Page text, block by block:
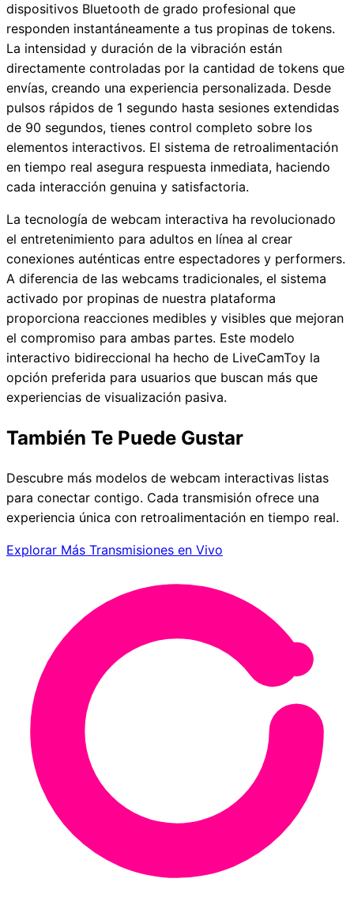
dispositivos Bluetooth de grado profesional que
responden instantáneamente a tus propinas de tokens.
La intensidad y duración de la vibración están
directamente controladas por la cantidad de tokens que
envías, creando una experiencia personalizada. Desde
pulsos rápidos de 1 segundo hasta sesiones extendidas
de 90 segundos, tienes control completo sobre los
elementos interactivos. El sistema de retroalimentación
en tiempo real asegura respuesta inmediata, haciendo
cada interacción genuina y satisfactoria.
La tecnología de webcam interactiva ha revolucionado
el entretenimiento para adultos en línea al crear
conexiones auténticas entre espectadores y performers.
A diferencia de las webcams tradicionales, el sistema
activado por propinas de nuestra plataforma
proporciona reacciones medibles y visibles que mejoran
el compromiso para ambas partes. Este modelo
interactivo bidireccional ha hecho de LiveCamToy la
opción preferida para usuarios que buscan más que
experiencias de visualización pasiva.
También Te Puede Gustar
Descubre más modelos de webcam interactivas listas
para conectar contigo. Cada transmisión ofrece una
experiencia única con retroalimentación en tiempo real.
Explorar Más Transmisiones en Vivo